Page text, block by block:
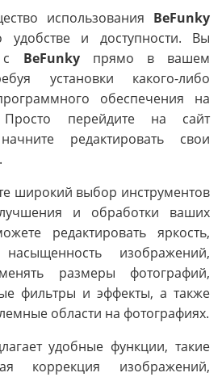
использования BeFunky
удобстве и доступности. Вы
с BeFunkyпрямо в вашем
установки какого-либо
обеспечения на
перейдите на сайт
редактировать свои
широкий выбор инструментов
и обработки ваших
редактировать яркость,
изображений,
размеры фотографий,
фильтры и эффекты, а также
области на фотографиях.
удобные функции, такие
коррекция изображений,